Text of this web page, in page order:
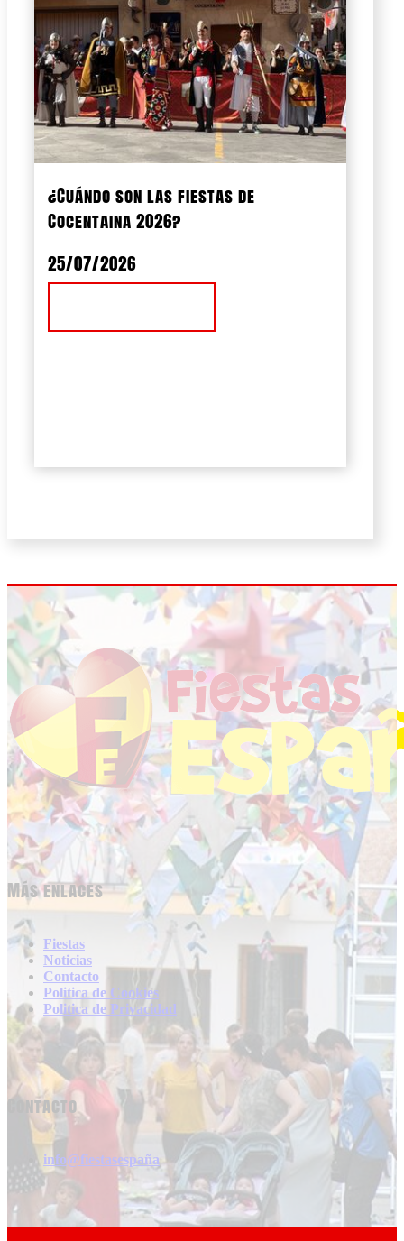
¿Cuándo son las fiestas de
Cocentaina 2026?
25/07/2026
Más enlaces
Fiestas
Noticias
Contacto
Politica de Cookies
Politica de Privacidad
Contacto
info@fiestasespaña